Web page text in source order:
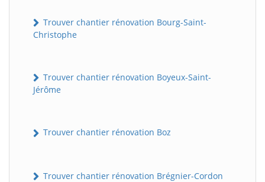
Trouver chantier rénovation Bourg-Saint-
Christophe
Trouver chantier rénovation Boyeux-Saint-
Jérôme
Trouver chantier rénovation Boz
Trouver chantier rénovation Brégnier-Cordon